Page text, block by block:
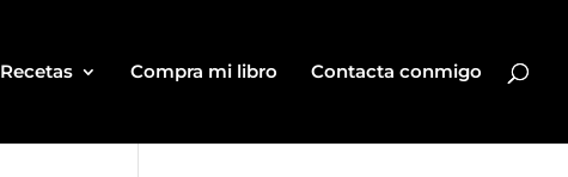
Recetas Compra mi libro Contacta conmigo